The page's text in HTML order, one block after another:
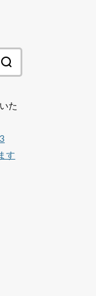
た
す